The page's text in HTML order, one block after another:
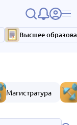
Высшее
Магистратура